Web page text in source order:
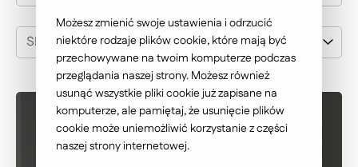
SEKA
Możesz zmienić swoje ustawienia i odrzucić
niektóre rodzaje plików cookie, które mają być
przechowywane na twoim komputerze podczas
przeglądania naszej strony. Możesz również
usunąć wszystkie pliki cookie już zapisane na
komputerze, ale pamiętaj, że usunięcie plików
cookie może uniemożliwić korzystanie z części
naszej strony internetowej.